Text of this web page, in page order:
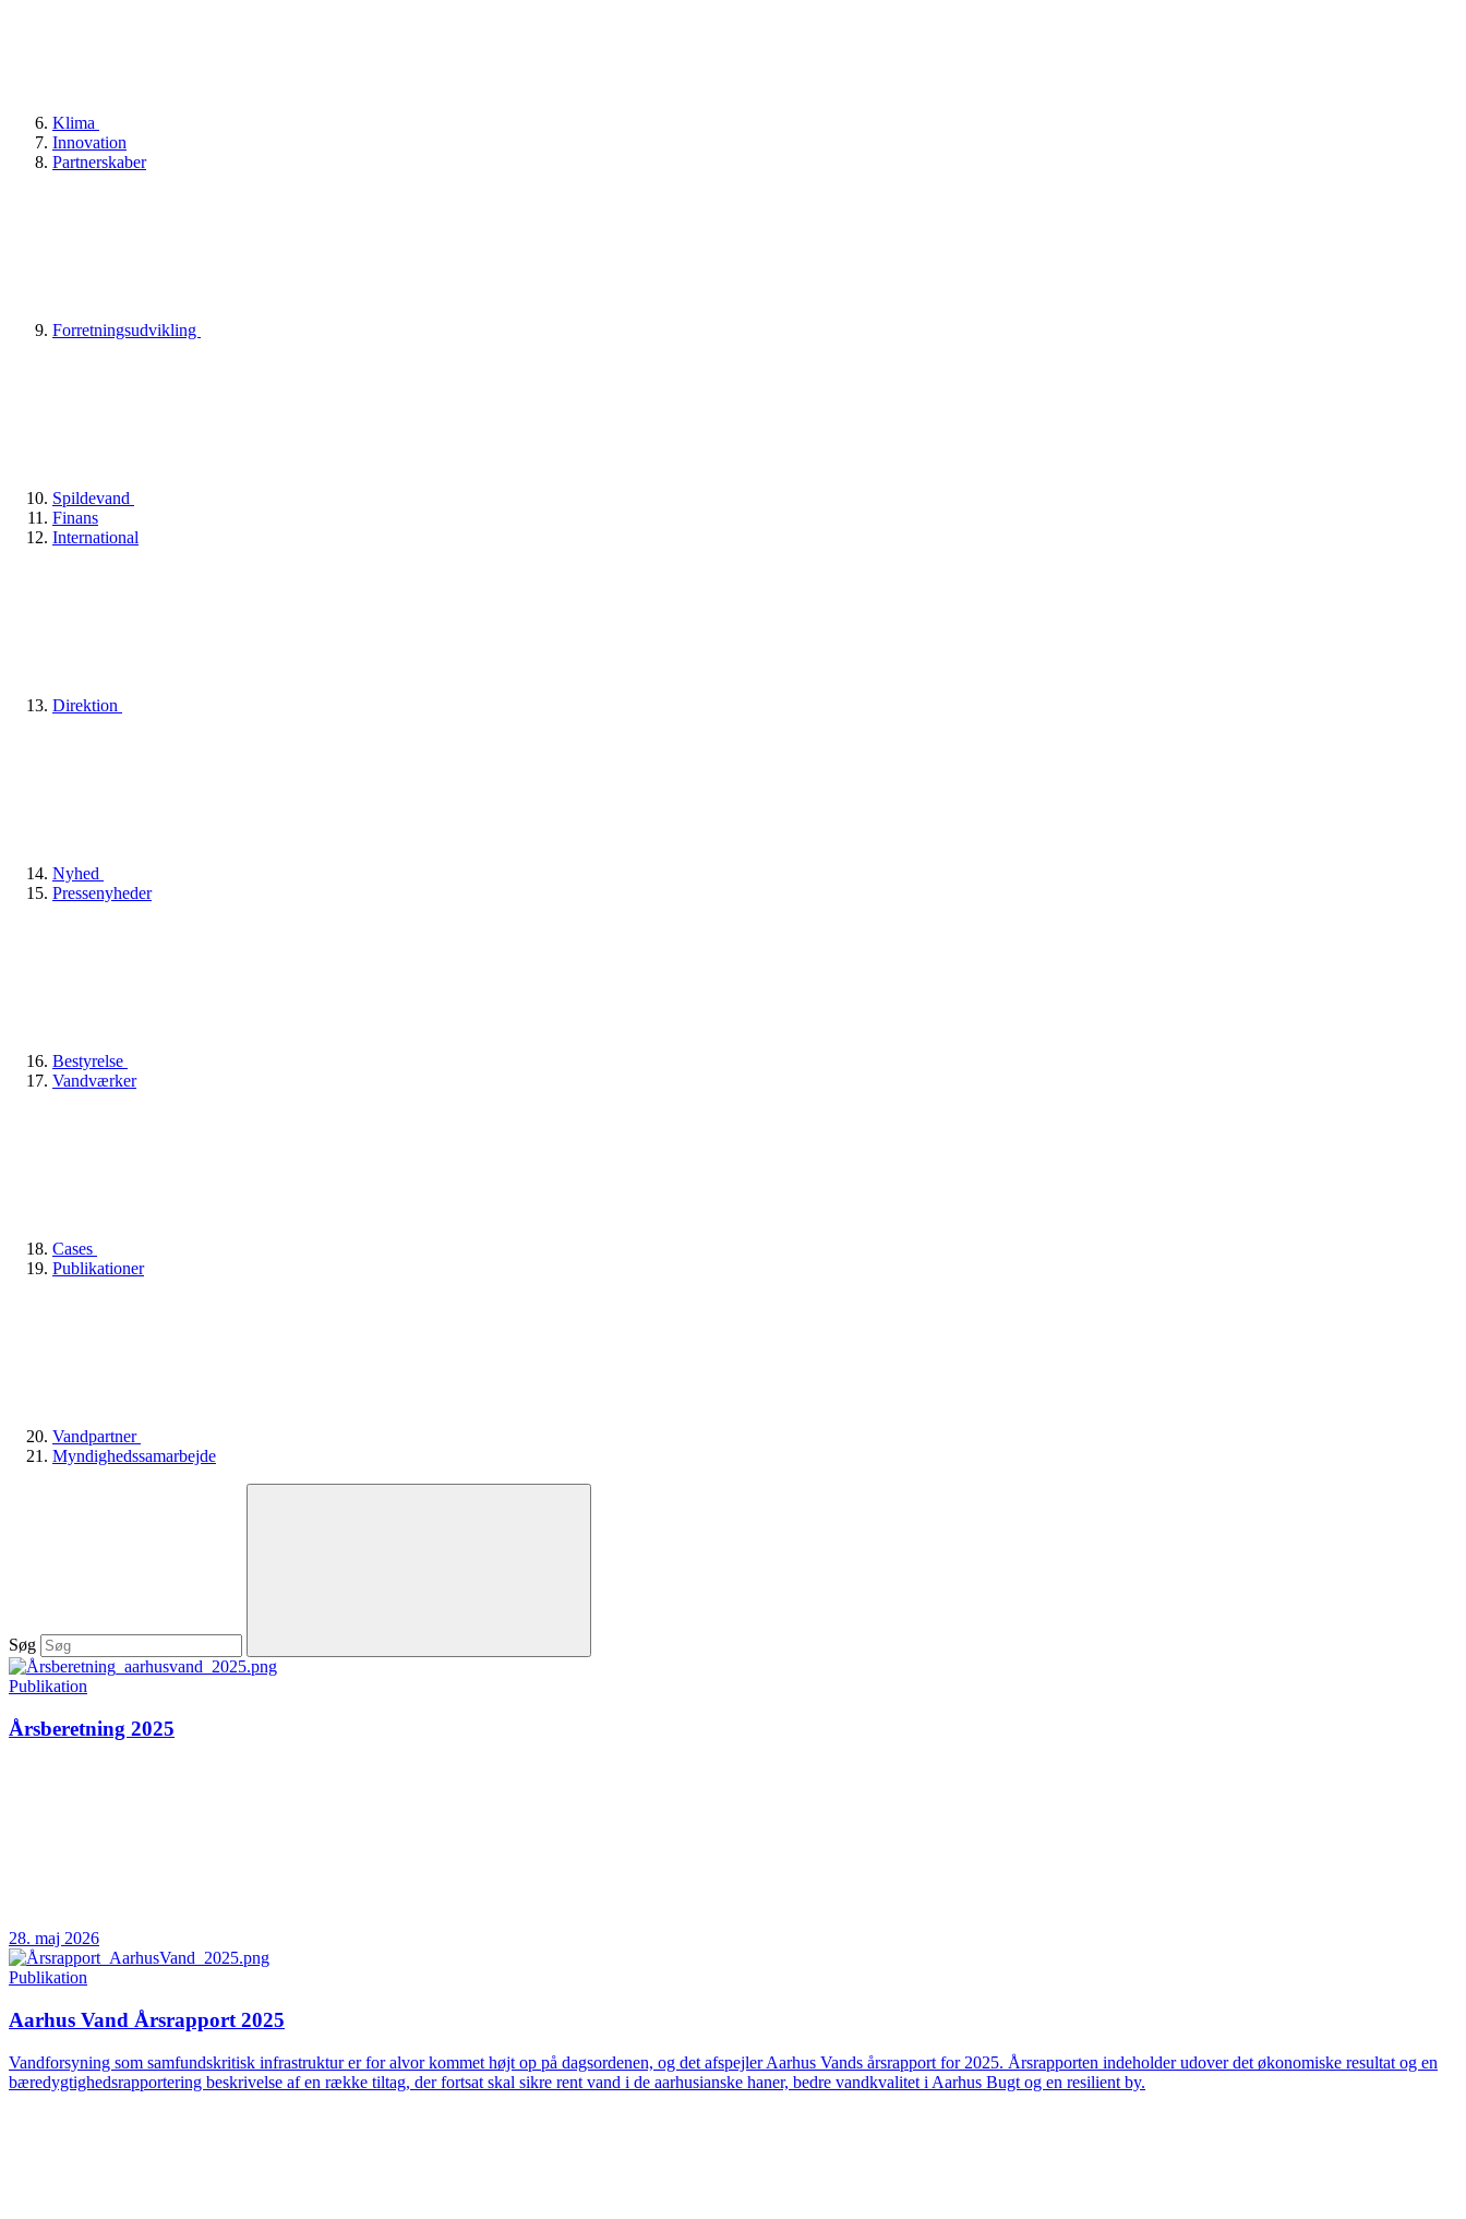
Klima
Innovation
Partnerskaber
Forretningsudvikling
Spildevand
Finans
International
Direktion
Nyhed
Pressenyheder
Bestyrelse
Vandværker
Cases
Publikationer
Vandpartner
Myndighedssamarbejde
Søg
Publikation
Årsberetning 2025
28. maj 2026
Publikation
Aarhus Vand Årsrapport 2025
Vandforsyning som samfundskritisk infrastruktur er for alvor kommet højt op på dagsordenen, og det afspejler Aarhus Vands årsrapport for 2025. Årsrapporten indeholder udover det økonomiske resultat og en
bæredygtighedsrapportering beskrivelse af en række tiltag, der fortsat skal sikre rent vand i de aarhusianske haner, bedre vandkvalitet i Aarhus Bugt og en resilient by.